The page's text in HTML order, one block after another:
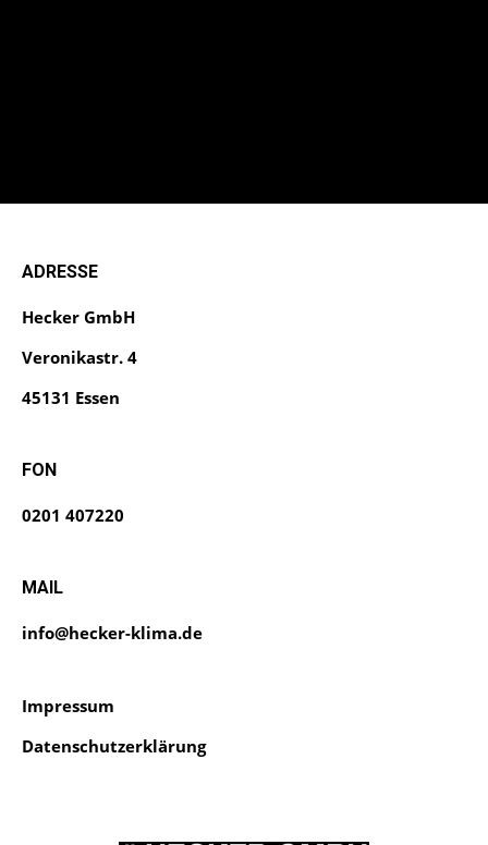
ADRESSE
Hecker GmbH
Veronikastr. 4
45131 Essen
FON
0201 407220
MAIL
info@hecker-klima.de
Impressum
Datenschutzerklärung